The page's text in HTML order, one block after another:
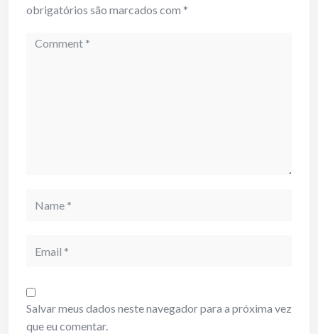
obrigatórios são marcados com *
Comment
Salvar meus dados neste navegador para a próxima vez
que eu comentar.